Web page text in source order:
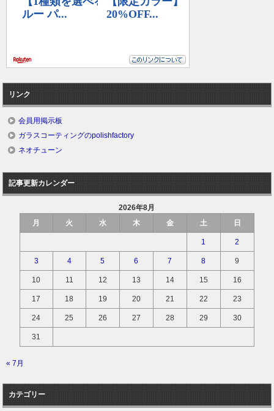
リンク
会員用掲示板
ガラスコーティングのpolishfactory
ネオチューン
記事更新カレンダー
2026年8月
月
火 水 木 金 土 日
1 2
3 4 5 6 7 8 9
10 11 12 13 14 15 16
17 18 19 20 21 22 23
24 25 26 27 28 29 30
31
« 7月
カテゴリー